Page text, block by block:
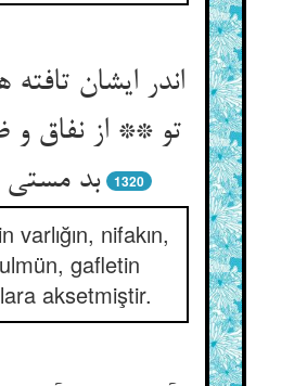
اندر ایشان
تو ** از نفاق و
بد مستی
1320
varlığın, nifakın,
gafletin
aksetmiştir.